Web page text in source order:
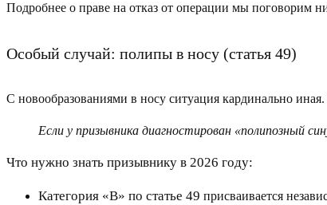
Подробнее о праве на отказ от операции мы поговорим
Особый случай: полипы в носу (статья 49)
С новообразованиями в носу ситуация кардинально иная.
Если у призывника диагностирован «полипозный
Что нужно знать призывнику в 2026 году:
Категория «В» по статье 49 присваивается